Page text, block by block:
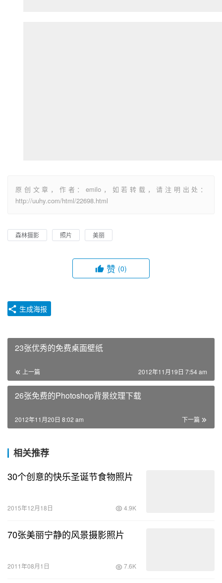
原创文章，作者：emilo，如若转载，请注明出处：
http://uuhy.com/html/22698.html
森林摄影 照片 美丽
赞 (0)
生成海报
23张优秀的免费桌面壁纸
上一篇 2012年11月19日 7:54 am
26张免费的Photoshop背景纹理下载
下一篇
2012年11月20日 8:02 am
相关推荐
30个创意的快乐圣诞节食物照片
2015年12月18日 4.9K
70张美丽宁静的风景摄影照片
2011年08月1日 7.6K